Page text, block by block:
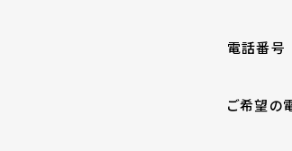
電話番号
ご希望の